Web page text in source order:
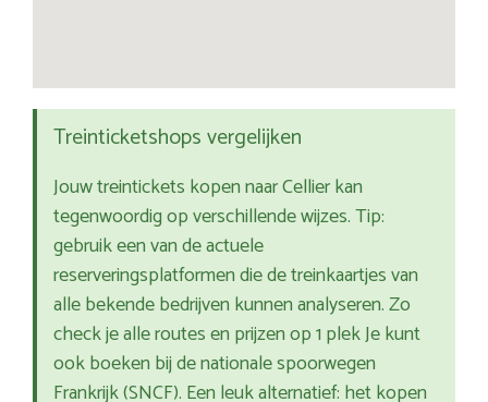
Treinticketshops vergelijken
Jouw treintickets kopen naar Cellier kan
tegenwoordig op verschillende wijzes. Tip:
gebruik een van de actuele
reserveringsplatformen die de treinkaartjes van
alle bekende bedrijven kunnen analyseren. Zo
check je alle routes en prijzen op 1 plek Je kunt
ook boeken bij de nationale spoorwegen
Frankrijk (SNCF). Een leuk alternatief: het kopen